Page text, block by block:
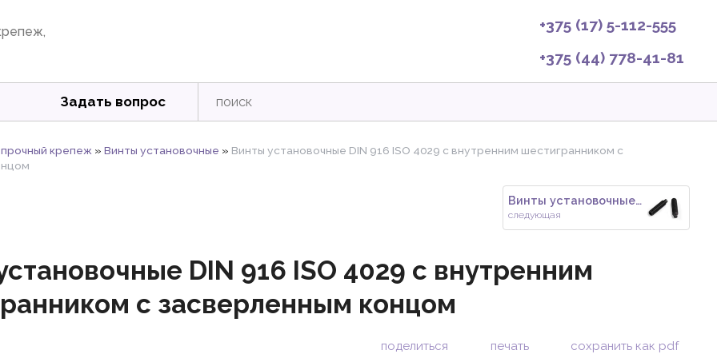
+375 (17) 5-112-555
+375 (44) 778-41-81
Задать вопрос
крепеж » Винты установочные » Винты установочные DIN 916 ISO 4029 с внутренним шестигранником с
Винты установочные DIN 915 ISO
следующая
DIN 916 ISO 4029 с внутренним
с засверленным концом
поделиться печать сохранить как pdf